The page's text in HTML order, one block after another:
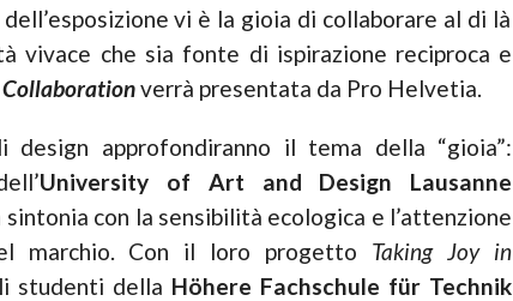
vi è la gioia di collaborare al di là
vivace che sia fonte di ispirazione reciproca e
verrà presentata da Pro Helvetia.
approfondiranno il tema della “gioia”:
University of Art and Design Lausanne
con la sensibilità ecologica e l’attenzione
marchio. Con il loro progetto Taking Joy in
studenti della Höhere Fachschule für Technik